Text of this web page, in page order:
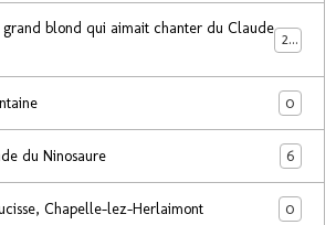
grand blond qui aimait chanter du Claude
24
0
du Ninosaure 6
Chapelle-lez-Herlaimont 0